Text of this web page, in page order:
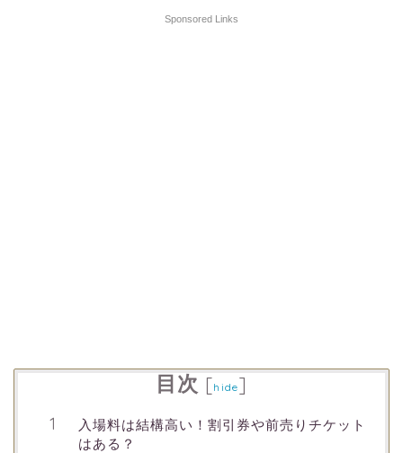
Sponsored Links
目次 [hide]
入場料は結構高い！割引券や前売りチケット
はある？